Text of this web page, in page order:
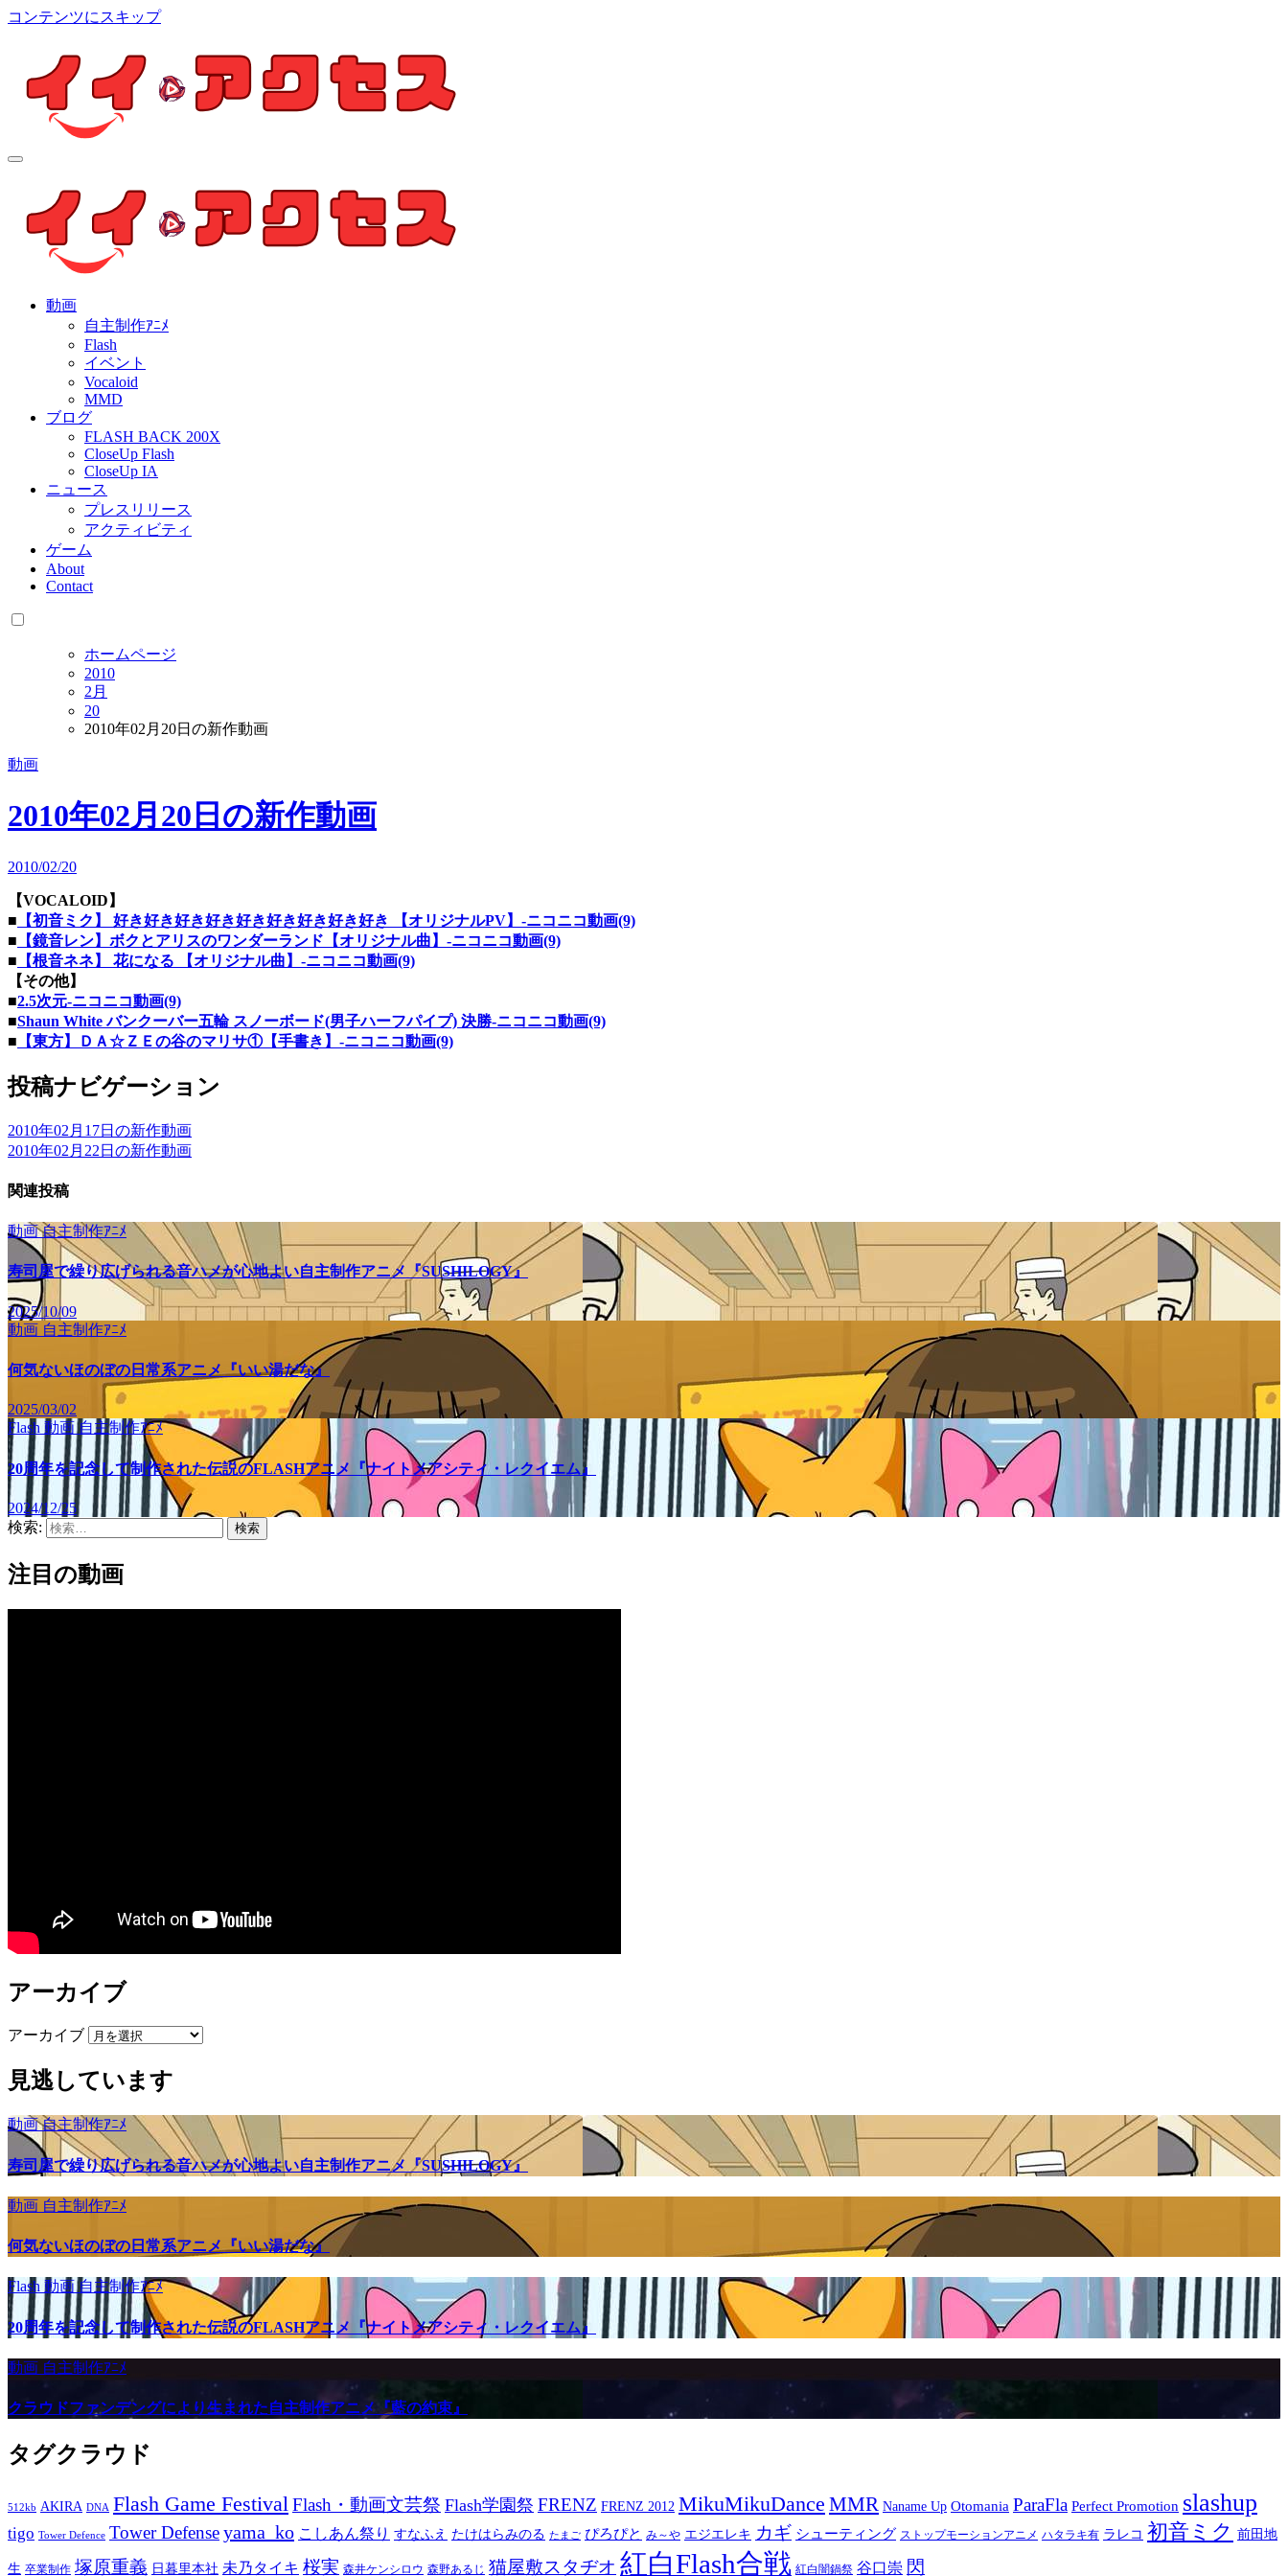
コンテンツにスキップ
個人制作アニメを中心とした動画紹介ブログ
動画
自主制作ｱﾆﾒ
Flash
イベント
Vocaloid
MMD
ブログ
FLASH BACK 200X
CloseUp Flash
CloseUp IA
ニュース
プレスリリース
アクティビティ
ゲーム
About
Contact
ホームページ
2010
2月
20
2010年02月20日の新作動画
動画
2010年02月20日の新作動画
2010/02/20
【VOCALOID】
■ 【初音ミク】 好き好き好き好き好き好き好き好き好き 【オリジナルPV】‐ニコニコ動画(9)
■ 【鏡音レン】ボクとアリスのワンダーランド【オリジナル曲】‐ニコニコ動画(9)
■ 【根音ネネ】 花になる 【オリジナル曲】‐ニコニコ動画(9)
【その他】
■2.5次元‐ニコニコ動画(9)
■Shaun White バンクーバー五輪 スノーボード(男子ハーフパイプ) 決勝‐ニコニコ動画(9)
■ 【東方】ＤＡ☆ＺＥの谷のマリサ①【手書き】‐ニコニコ動画(9)
投稿ナビゲーション
2010年02月17日の新作動画
2010年02月22日の新作動画
関連投稿
動画自主制作ｱﾆﾒ
寿司屋で繰り広げられる音ハメが心地よい自主制作アニメ『SUSHILOGY』
2025/10/09
動画 自主制作ｱﾆﾒ
何気ないほのぼの日常系アニメ『いい湯だな』
2025/03/02
Flash 動画自主制作ｱﾆﾒ
20周年を記念して制作された伝説のFLASHアニメ『ナイトメアシティ・レクイエム』
2024/12/25
検索:
注目の動画
アーカイブ
アーカイブ
見逃しています
動画自主制作ｱﾆﾒ
寿司屋で繰り広げられる音ハメが心地よい自主制作アニメ『SUSHILOGY』
動画 自主制作ｱﾆﾒ
何気ないほのぼの日常系アニメ『いい湯だな』
Flash 動画自主制作ｱﾆﾒ
20周年を記念して制作された伝説のFLASHアニメ『ナイトメアシティ・レクイエム』
動画 自主制作ｱﾆﾒ
クラウドファンデングにより生まれた自主制作アニメ『藍の約束』
タグクラウド
512kb AKIRA DNA Flash Game FestivalFlash・動画文芸祭 Flash学園祭 FRENZ FRENZ 2012 MikuMikuDance MMR Naname Up Otomania ParaFla Perfect Promotion slashup
tigo Tower Defence Tower Defenseyama_ko こしあん祭り すなふえ たけはらみのる たまご ぴろぴと み～や エジエレキ カギ シューティング ストップモーションアニメ ハタラキ有 ラレコ 初音ミク 前田地
生 卒業制作 塚原重義 日暮里本社 未乃タイキ 桜実 森井ケンシロウ 森野あるじ 猫屋敷スタヂオ 紅白Flash合戦 紅白闇鍋祭 谷口崇 閃